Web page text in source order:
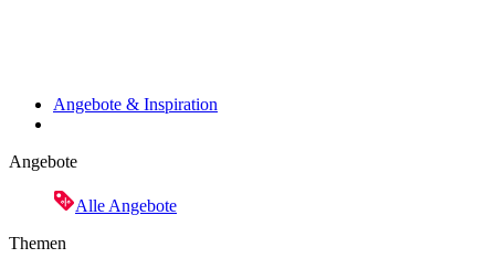
Angebote & Inspiration
Angebote
Alle Angebote
Themen